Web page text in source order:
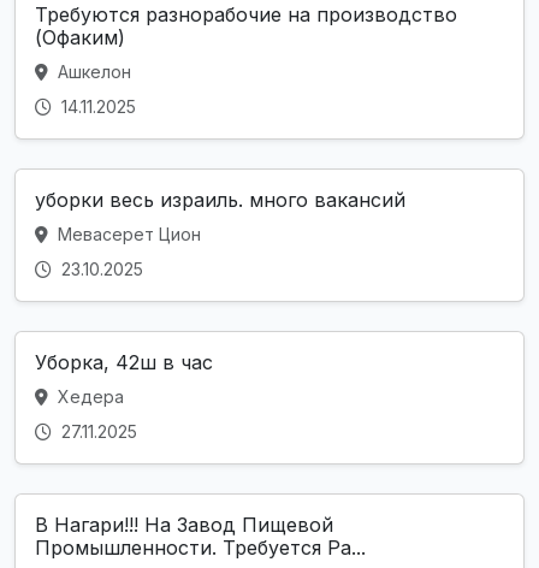
Требуются разнорабочие на производство
(Офаким)
Ашкелон
14.11.2025
уборки весь израиль. много вакансий
Мевасерет Цион
23.10.2025
Уборка, 42ш в час
Хедера
27.11.2025
В Нагари!!! На Завод Пищевой
Промышленности. Требуется Ра...